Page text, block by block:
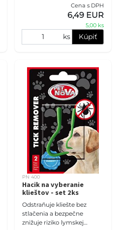
2,0cm (28cm-45cm),
NOVA zaručujú, že vášmu
Cena s DPH
6,49 EUR
5,00 ks
ks Kúpiť
PN 400
Hacik na vyberanie
klieštov - set 2ks
Odstraňuje kliešte bez
stlačenia a bezpečne
znižuje riziko lymskej